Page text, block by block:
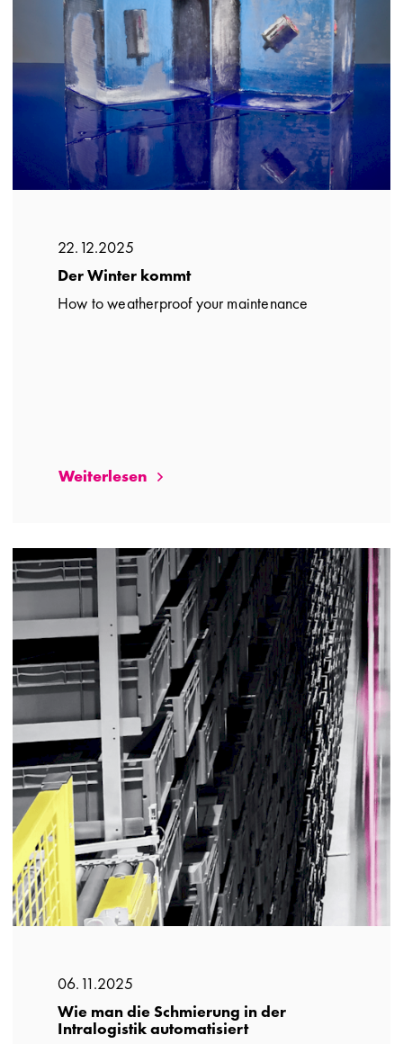
22.12.2025
Der Winter kommt
How to weatherproof your maintenance
Weiterlesen
06.11.2025
Wie man die Schmierung in der
Intralogistik automatisiert